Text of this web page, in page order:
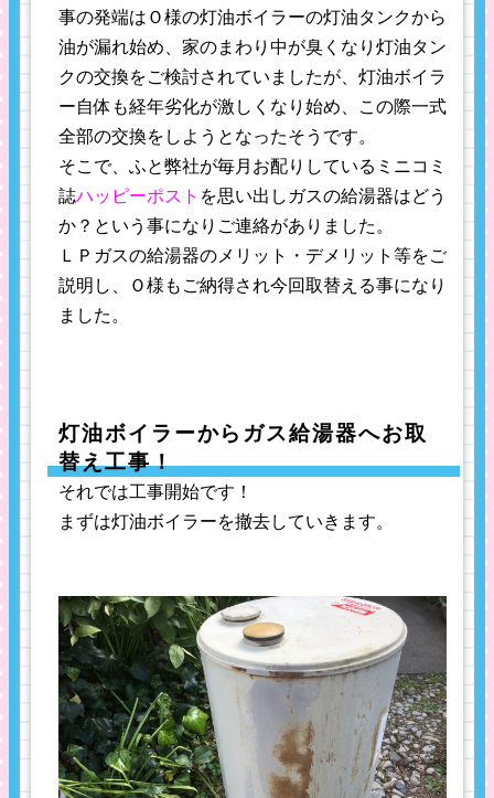
事の発端はＯ様の灯油ボイラーの灯油タンクから
油が漏れ始め、家のまわり中が臭くなり灯油タン
クの交換をご検討されていましたが、灯油ボイラ
ー自体も経年劣化が激しくなり始め、この際一式
全部の交換をしようとなったそうです。
そこで、ふと弊社が毎月お配りしているミニコミ
誌ハッピーポスト を思い出しガスの給湯器はどう
か？という事になりご連絡がありました。
ＬＰガスの給湯器のメリット・デメリット等をご
説明し、Ｏ様もご納得され今回取替える事になり
ました。
灯油ボイラーからガス給湯器へお取
替え工事！
それでは工事開始です！
まずは灯油ボイラーを撤去していきます。